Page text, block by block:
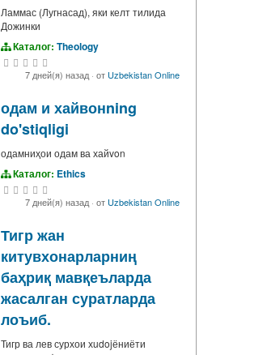
Ламмас (Лугнасад), яки келт тилида
Дожинки
Каталог: Theology
7 дней(я) назад· от Uzbekistan Online
одам и хайвонning
do'stiqligi
одамниҳои одам ва хайvon
Каталог: Ethics
7 дней(я) назад· от Uzbekistan Online
Тигр жан
китувхонарларниң
баҳриқ мавқеъларда
жасалган суратларда
лоъиб.
Тигр ва лев сурхои хudojёниёти